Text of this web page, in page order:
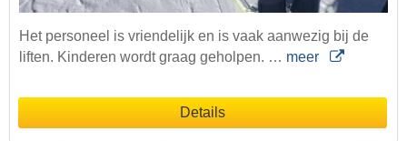
Het personeel is vriendelijk en is vaak aanwezig bij de
liften. Kinderen wordt graag geholpen. … meer
Details